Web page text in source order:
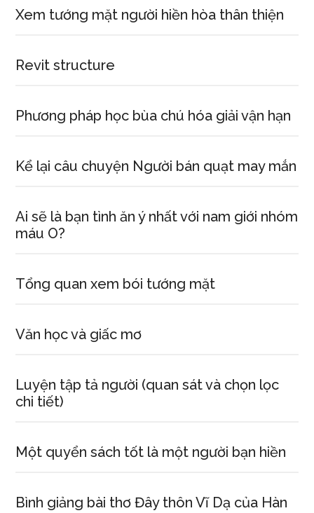
Xem tướng mặt người hiền hòa thân thiện
Revit structure
Phương pháp học bùa chú hóa giải vận hạn
Kể lại câu chuyện Người bán quạt may mắn
Ai sẽ là bạn tình ăn ý nhất với nam giới nhóm
máu O?
Tổng quan xem bói tướng mặt
Văn học và giấc mơ
Luyện tập tả người (quan sát và chọn lọc
chi tiết)
Một quyển sách tốt là một người bạn hiền
Bình giảng bài thơ Đây thôn Vĩ Dạ của Hàn